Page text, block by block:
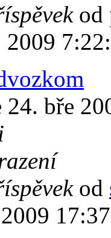
od
2009
24. bře
od